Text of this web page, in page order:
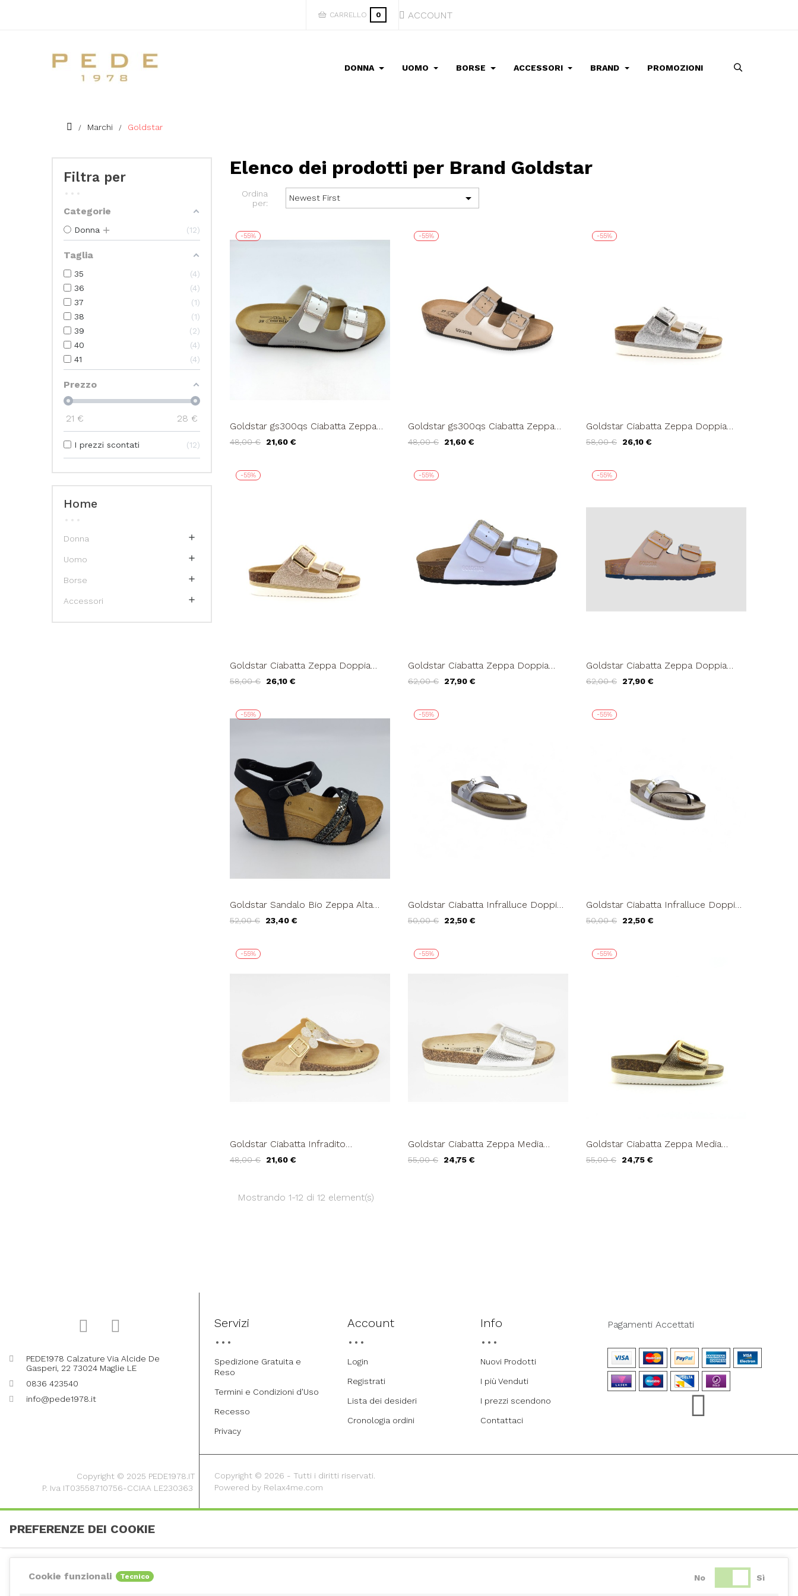
CARRELLO 0 ACCOUNT
DONNA UOMO BORSE ACCESSORI BRAND PROMOZIONI
Marchi Goldstar
Filtra per
Categorie
Donna 12
Taglia
35
4
36
4
37
1
38
1
39
2
40
4
41
4
Prezzo
21 € 28 €
I prezzi scontati 12
Home
Donna 
Uomo 
Borse 
Accessori 
Elenco dei prodotti per Brand Goldstar
Ordina
per:
Newest First 
-55%
Goldstar gs300qs Ciabatta Zeppa
48,00 € 21,60 €
-55%
Goldstar gs300qs Ciabatta Zeppa
48,00 € 21,60 €
-55%
Goldstar Ciabatta Zeppa Doppia
58,00 € 26,10 €
-55%
Goldstar Ciabatta Zeppa Doppia
58,00 € 26,10 €
-55%
Goldstar Ciabatta Zeppa Doppia
62,00 € 27,90 €
-55%
Goldstar Ciabatta Zeppa Doppia
62,00 € 27,90 €
-55%
Goldstar Sandalo Bio Zeppa Alta
52,00 € 23,40 €
-55%
Goldstar Ciabatta Infralluce Doppia
50,00 € 22,50 €
-55%
Goldstar Ciabatta Infralluce Doppia
50,00 € 22,50 €
-55%
Goldstar Ciabatta Infradito
48,00 € 21,60 €
-55%
Goldstar Ciabatta Zeppa Media
55,00 € 24,75 €
-55%
Goldstar Ciabatta Zeppa Media
55,00 € 24,75 €
Mostrando 1-12 di 12 element(s)
PEDE1978 Calzature Via Alcide De
Gasperi, 22 73024 Maglie LE
0836 423540
info@pede1978.it
Servizi
Spedizione Gratuita e
Reso
Termini e Condizioni d'Uso
Recesso
Privacy
Account
Login
Registrati
Lista dei desideri
Cronologia ordini
Info
Nuovi Prodotti
I più Venduti
I prezzi scendono
Contattaci
Pagamenti Accettati
Copyright © 2025 PEDE1978.IT
P. Iva IT03558710756-CCIAA LE230363
Copyright © 2026 - Tutti i diritti riservati.
Powered by Relax4me.com
PREFERENZE DEI COOKIE
Cookie funzionali Tecnico No Sì